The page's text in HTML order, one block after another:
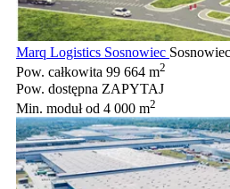
Marq Logistics Sosnowiec Sosnowiec
Pow. całkowita 99 664 m2
Pow. dostępna ZAPYTAJ
Min. modułod 4 000 m2